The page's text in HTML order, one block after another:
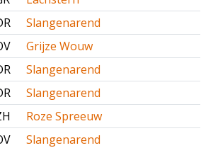
Slangenarend
Grijze Wouw
Slangenarend
Slangenarend
Roze Spreeuw
Slangenarend